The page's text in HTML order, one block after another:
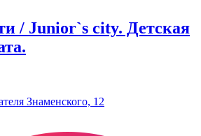
/ Junior`s city. ​Детская
Знаменского, 12